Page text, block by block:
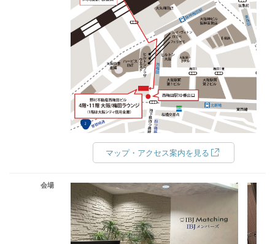
マップ・アクセス案内を見る
会場